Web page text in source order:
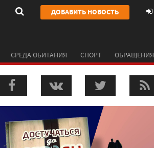
ДОБАВИТЬ НОВОСТЬ
СРЕДА ОБИТАНИЯ СПОРТ ОБРАЩЕНИЯ